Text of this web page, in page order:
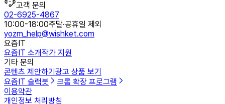
고객 문의
02-6925-4867
10:00-18:00주말·공휴일 제외
yozm_help@wishket.com
요즘IT
요즘IT 소개작가 지원
기타 문의
콘텐츠 제안하기 광고 상품 보기
요즘IT 슬랙봇
크롬 확장 프로그램
이용약관
개인정보 처리방침